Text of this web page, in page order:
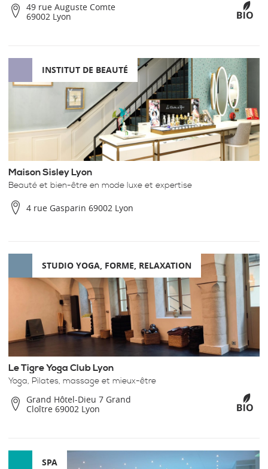
49 rue Auguste Comte
69002 Lyon
INSTITUT DE BEAUTÉ
Maison Sisley Lyon
Beauté et bien-être en mode luxe et expertise
4 rue Gasparin 69002 Lyon
STUDIO YOGA, FORME, RELAXATION
Le Tigre Yoga Club Lyon
Yoga, Pilates, massage et mieux-être
Grand Hôtel-Dieu 7 Grand
Cloître 69002 Lyon
SPA